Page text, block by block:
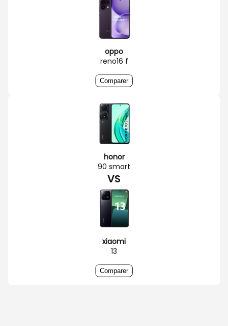
oppo
reno16 f
Comparer
honor
90 smart
VS
xiaomi
13
Comparer